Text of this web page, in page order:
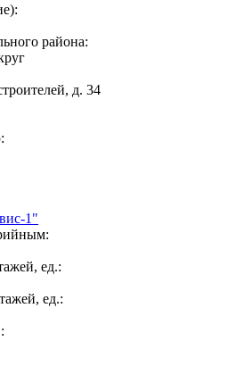
района:
д. 34
1"
ед.:
ед.: